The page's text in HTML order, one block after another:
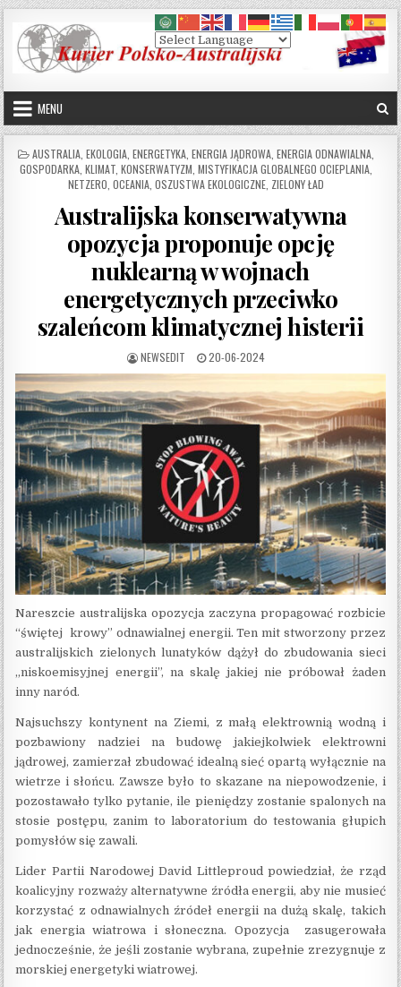
Skip to content
MENU
POSTED IN
AUSTRALIA EKOLOGIA ENERGETYKA ENERGIA JĄDROWA ENERGIA ODNAWIALNA
GOSPODARKA KLIMAT KONSERWATYZM MISTYFIKACJA GLOBALNEGO OCIEPLANIA
NETZERO OCEANIA OSZUSTWA EKOLOGICZNE ZIELONY ŁAD
Australijska konserwatywna
opozycja proponuje opcję
nuklearną w wojnach
energetycznych przeciwko
szaleńcom klimatycznej histerii
AUTHOR:
NEWSEDIT PUBLISHED DATE:
20-06-2024
Nareszcie australijska opozycja zaczyna propagować rozbicie
“świętej krowy” odnawialnej energii. Ten mit stworzony przez
australijskich zielonych lunatyków dążył do zbudowania sieci
„niskoemisyjnej energii”, na skalę jakiej nie próbował żaden
inny naród.
Najsuchszy kontynent na Ziemi, z małą elektrownią wodną i
pozbawiony nadziei na budowę jakiejkolwiek elektrowni
jądrowej, zamierzał zbudować idealną sieć opartą wyłącznie na
wietrze i słońcu. Zawsze było to skazane na niepowodzenie, i
pozostawało tylko pytanie, ile pieniędzy zostanie spalonych na
stosie postępu, zanim to laboratorium do testowania głupich
pomysłów się zawali.
Lider Partii Narodowej David Littleproud powiedział, że rząd
koalicyjny rozważy alternatywne źródła energii, aby nie musieć
korzystać z odnawialnych źródeł energii na dużą skalę, takich
jak energia wiatrowa i słoneczna. Opozycja zasugerowała
jednocześnie, że jeśli zostanie wybrana, zupełnie zrezygnuje z
morskiej energetyki wiatrowej.